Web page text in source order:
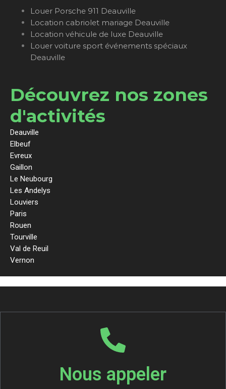
Louer Porsche 911 Deauville
Location cabriolet mariage Deauville
Location véhicule de luxe Deauville
Louer voiture sport événements spéciaux
Deauville
Découvrez nos zones
d'activités
Deauville
Elbeuf
Evreux
Gaillon
Le Neubourg
Les Andelys
Louviers
Paris
Rouen
Tourville
Val de Reuil
Vernon
Nous appeler